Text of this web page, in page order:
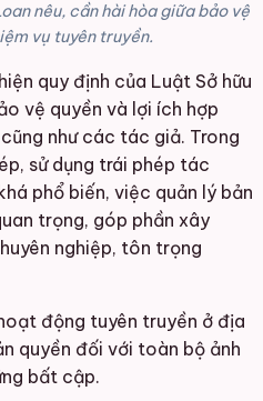
nêu, cần hài hòa giữa bảo vệ
vụ tuyên truyền.
quy định của Luật Sở hữu
vệ quyền và lợi ích hợp
như các tác giả. Trong
sử dụng trái phép tác
phổ biến, việc quản lý bản
trọng, góp phần xây
nghiệp, tôn trọng
động tuyên truyền ở địa
quyền đối với toàn bộ ảnh
bất cập.